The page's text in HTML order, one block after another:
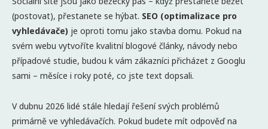
(postovat), přestanete se hýbat. SEO (optimalizace pro
vyhledávače) je oproti tomu jako stavba domu. Pokud na
svém webu vytvoříte kvalitní blogové články, návody nebo
případové studie, budou k vám zákazníci přicházet z Googlu
sami – měsíce i roky poté, co jste text dopsali.
V dubnu 2026 lidé stále hledají řešení svých problémů
primárně ve vyhledávačích. Pokud budete mít odpověď na